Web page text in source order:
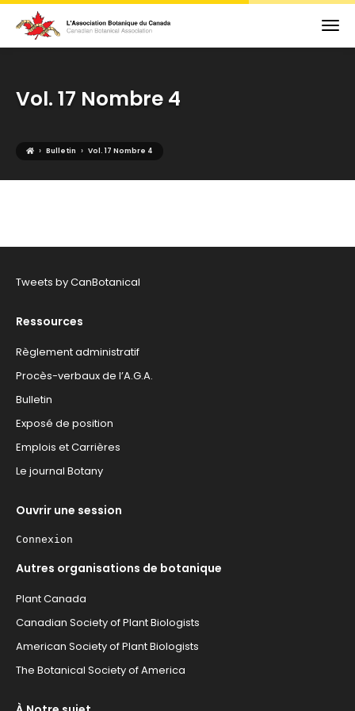
Vol. 17 Nombre 4
› Bulletin › Vol. 17 Nombre 4
Tweets by CanBotanical
Ressources
Règlement administratif
Procès-verbaux de l’A.G.A.
Bulletin
Exposé de position
Emplois et Carrières
Le journal Botany
Ouvrir une session
Connexion
Autres organisations de botanique
Plant Canada
Canadian Society of Plant Biologists
American Society of Plant Biologists
The Botanical Society of America